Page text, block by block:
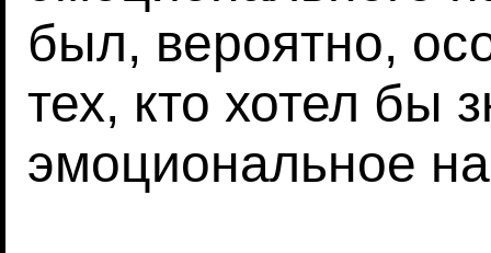
был, вероятно,
тех, кто хотел бы
эмоциональное